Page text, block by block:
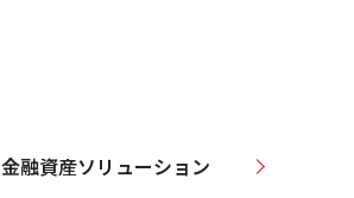
金融資産ソリューション